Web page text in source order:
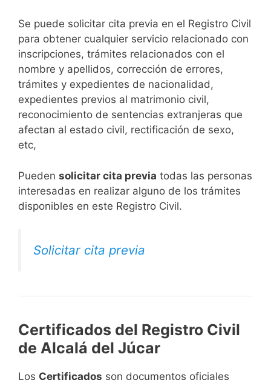
Se puede solicitar cita previa en el Registro Civil
para obtener cualquier servicio relacionado con
inscripciones, trámites relacionados con el
nombre y apellidos, corrección de errores,
trámites y expedientes de nacionalidad,
expedientes previos al matrimonio civil,
reconocimiento de sentencias extranjeras que
afectan al estado civil, rectificación de sexo,
etc,
​Pueden solicitar cita previa todas las personas
interesadas en realizar alguno de los trámites
disponibles en este Registro Civil.​
Solicitar cita previa
Certificados del Registro Civil
de Alcalá del Júcar
Los Certificados son documentos oficiales